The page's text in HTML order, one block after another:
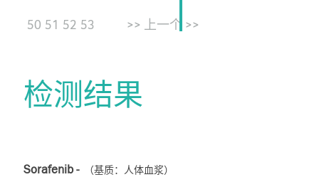
50 51 52 53 >> 上一个 >>
检测结果
Sorafenib - （基质：人体血浆）